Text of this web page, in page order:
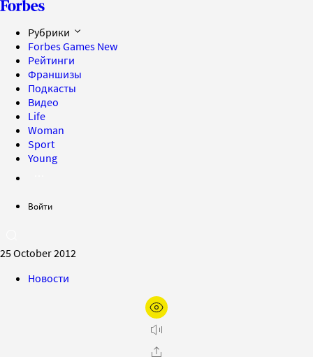
Рубрики
Forbes Games New
Рейтинги
Франшизы
Подкасты
Видео
Life
Woman
Sport
Young
Войти
25 October 2012
Новости